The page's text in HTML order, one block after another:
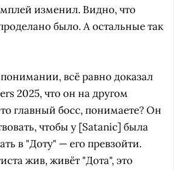
изменил. Видно, что
было. А остальные так
всё равно доказал
2025, что он на другом
главный босс, понимаете? Он
чтобы у [Satanic] была
в "Доту" — его превзойти.
жив, живёт "Дота", это